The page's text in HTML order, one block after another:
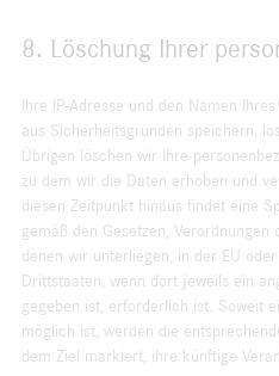
8. Löschung Ihrer
Ihre IP-Adresse und den Namen
aus Sicherheitsgründen speichern,
Übrigen löschen wir Ihre
zu dem wir die Daten erhoben und
diesen Zeitpunkt hinaus findet eine
gemäß den Gesetzen,
denen wir unterliegen, in der EU
Drittstaaten, wenn dort jeweils ein
gegeben ist, erforderlich ist. Soweit
möglich ist, werden die
dem Ziel markiert, ihre künftige